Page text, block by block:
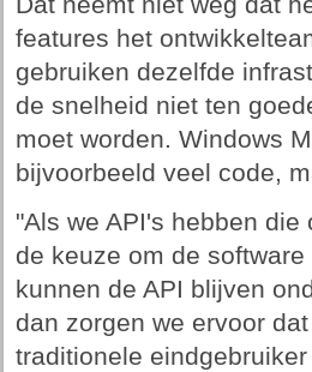
features het
gebruiken dezelfde
de snelheid niet ten
moet worden. Windows
bijvoorbeeld veel code,
"Als we API's hebben
de keuze om de
kunnen de API blijven
dan zorgen we ervoor
traditionele